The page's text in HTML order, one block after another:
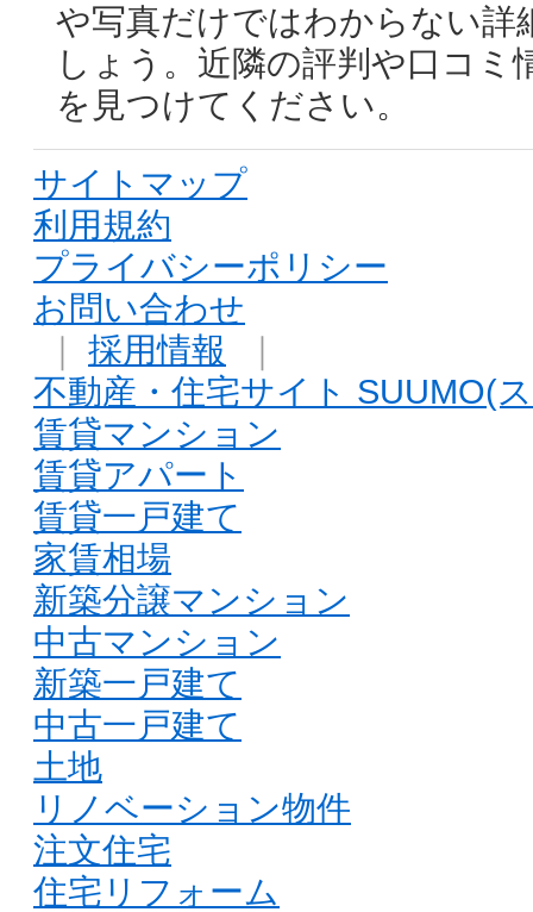
や写真だけではわからない詳
しょう。近隣の評判や口コ
を見つけてください。
サイトマップ
利用規約
プライバシーポリシー
お問い合わせ
｜ 採用情報 ｜
不動産・住宅サイト SUUMO(
賃貸マンション
賃貸アパート
賃貸一戸建て
家賃相場
新築分譲マンション
中古マンション
新築一戸建て
中古一戸建て
土地
リノベーション物件
注文住宅
住宅リフォーム